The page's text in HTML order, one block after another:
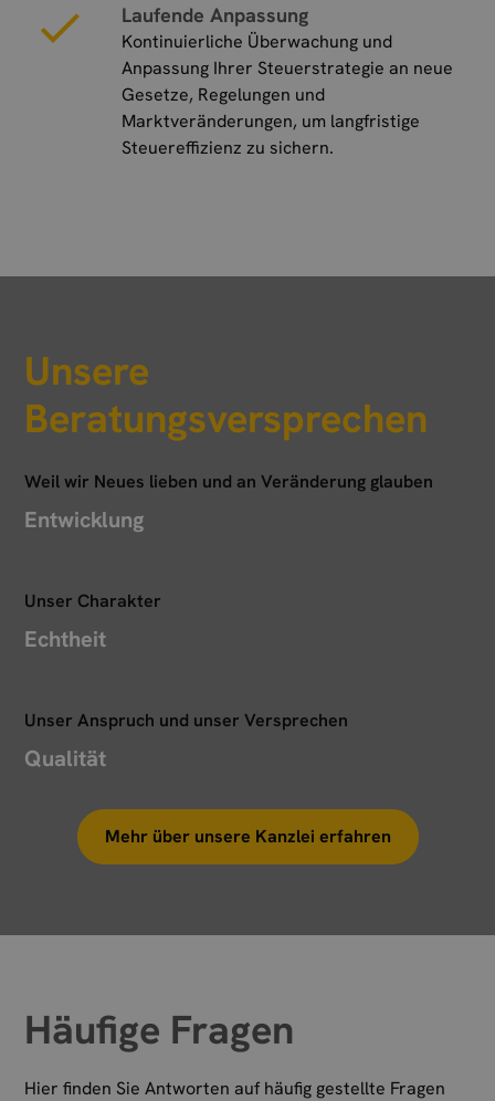
Laufende Anpassung
Kontinuierliche Überwachung und
Anpassung Ihrer Steuerstrategie an neue
Gesetze, Regelungen und
Marktveränderungen, um langfristige
Steuereffizienz zu sichern.
Unsere
Beratungsversprechen
Weil wir Neues lieben und an Veränderung glauben
Entwicklung
Unser Charakter
Echtheit
Unser Anspruch und unser Versprechen
Qualität
Mehr über unsere Kanzlei erfahren
Häufige Fragen
Hier finden Sie Antworten auf häufig gestellte Fragen